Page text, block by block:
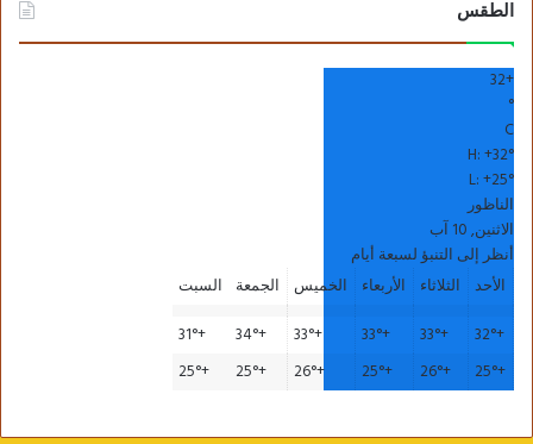
الطقس
+
32
°
C
H:+32°
L:+25°
الناظور
الاثنين, 10 آب
أنظر إلى التنبؤ لسبعة أيام
الأحد
الثلاثاء الأربعاء الخميس الجمعة
السبت
+
32°
+
33°
+
33°
+
33°
+
34°
+
31°
+
25°
+
26°
+
25°
+
26°
+
25°
+
25°